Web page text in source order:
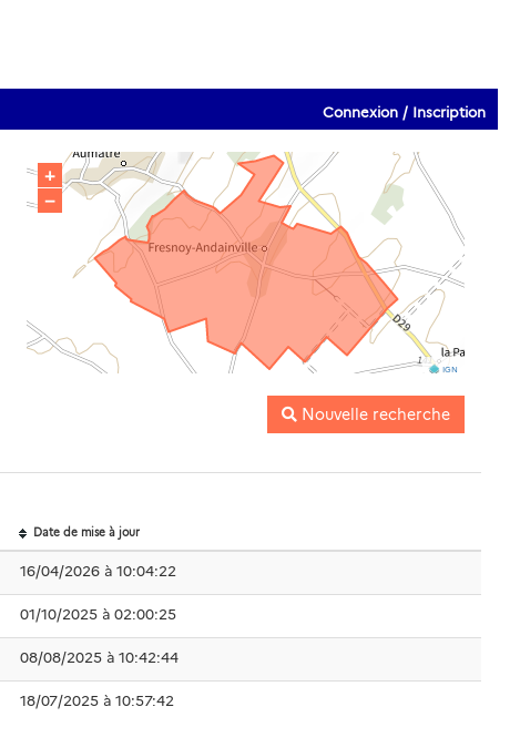
Connexion / Inscription
+
−
IGN
Nouvelle recherche
Date de mise à jour
16/04/2026 à 10:04:22
01/10/2025 à 02:00:25
08/08/2025 à 10:42:44
18/07/2025 à 10:57:42